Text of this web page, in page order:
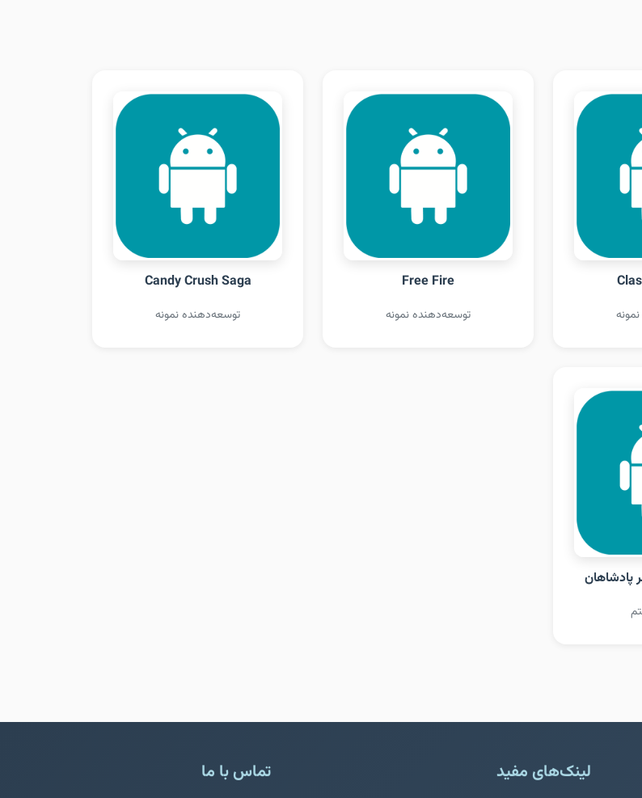
Free Fire
توسعه‌دهنده نمونه
Candy Crush Saga
توسعه‌دهنده نمونه
پادشاهان
لینک‌های مفید تماس با ما